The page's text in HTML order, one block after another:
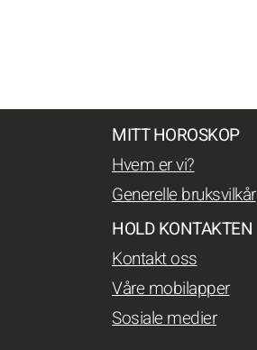
MITT HOROSKOP
Hvem er vi?
Generelle bruksvilkår
HOLD KONTAKTEN
Kontakt oss
Våre mobilapper
Sosiale medier